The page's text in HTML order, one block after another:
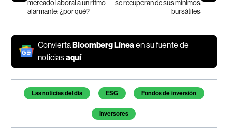
mercado laboral a un ritmo
alarmante: ¿por qué?
se recuperan de sus mínimos
bursátiles
ConviertaBloomberg Líneaen su fuente de
noticiasaquí
Temas de este artículo
Las noticias del día ESG Fondos de inversión
Inversores